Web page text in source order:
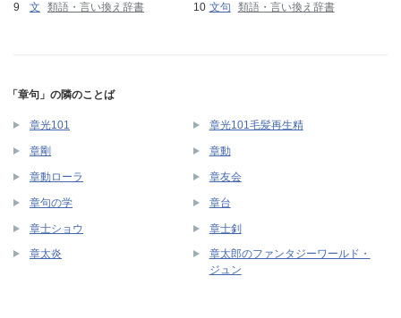
文
類語・言い換え辞書 文句 類語・言い換え辞書
「章句」の隣のことば
章光101 章光101毛髪再生精
章剛 章動
章動ローラ 章友会
章句の学 章台
章士ショウ 章士釗
章太炎
章太郎のファンタジーワールド・
ジュン